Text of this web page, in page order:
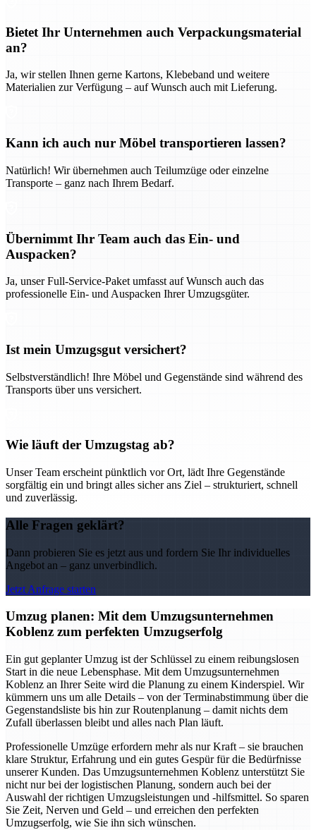
Bietet Ihr Unternehmen auch Verpackungsmaterial
an?
Ja, wir stellen Ihnen gerne Kartons, Klebeband und weitere
Materialien zur Verfügung – auf Wunsch auch mit Lieferung.
Kann ich auch nur Möbel transportieren lassen?
Natürlich! Wir übernehmen auch Teilumzüge oder einzelne
Transporte – ganz nach Ihrem Bedarf.
Übernimmt Ihr Team auch das Ein- und
Auspacken?
Ja, unser Full-Service-Paket umfasst auf Wunsch auch das
professionelle Ein- und Auspacken Ihrer Umzugsgüter.
Ist mein Umzugsgut versichert?
Selbstverständlich! Ihre Möbel und Gegenstände sind während des
Transports über uns versichert.
Wie läuft der Umzugstag ab?
Unser Team erscheint pünktlich vor Ort, lädt Ihre Gegenstände
sorgfältig ein und bringt alles sicher ans Ziel – strukturiert, schnell
und zuverlässig.
Alle Fragen geklärt?
Dann probieren Sie es jetzt aus und fordern Sie Ihr individuelles
Angebot an – ganz unverbindlich.
Jetzt Anfrage starten
Umzug planen: Mit dem Umzugsunternehmen
Koblenz zum perfekten Umzugserfolg
Ein gut geplanter Umzug ist der Schlüssel zu einem reibungslosen
Start in die neue Lebensphase. Mit dem Umzugsunternehmen
Koblenz an Ihrer Seite wird die Planung zu einem Kinderspiel. Wir
kümmern uns um alle Details – von der Terminabstimmung über die
Gegenstandsliste bis hin zur Routenplanung – damit nichts dem
Zufall überlassen bleibt und alles nach Plan läuft.
Professionelle Umzüge erfordern mehr als nur Kraft – sie brauchen
klare Struktur, Erfahrung und ein gutes Gespür für die Bedürfnisse
unserer Kunden. Das Umzugsunternehmen Koblenz unterstützt Sie
nicht nur bei der logistischen Planung, sondern auch bei der
Auswahl der richtigen Umzugsleistungen und -hilfsmittel. So sparen
Sie Zeit, Nerven und Geld – und erreichen den perfekten
Umzugserfolg, wie Sie ihn sich wünschen.